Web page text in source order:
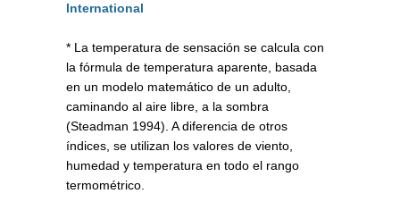
International
* La temperatura de sensación se calcula con
la fórmula de temperatura aparente, basada
en un modelo matemático de un adulto,
caminando al aire libre, a la sombra
(Steadman 1994). A diferencia de otros
índices, se utilizan los valores de viento,
humedad y temperatura en todo el rango
termométrico.